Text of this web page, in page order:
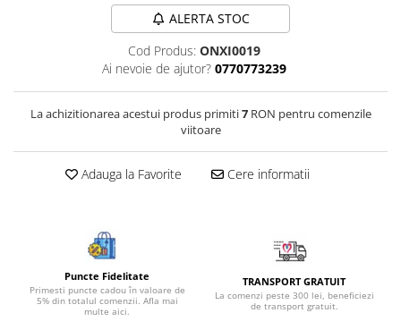
Bijuterii peridot
Bijuterii piatra soarelui
Bijuterii rodocrozit
Bijuterii sidef si abalone
Bijuterii smarald
Bijuterii sodalit
ALERTA STOC
Cod Produs: ONXI0019
Ai nevoie de ajutor? 0770773239
La achizitionarea acestui produs primiti7RON pentru comenzile
viitoare
Adauga la Favorite Cere informatii
Puncte Fidelitate
Primesti puncte cadou în valoare de
5% din totalul comenzii. Afla mai
multe aici.
TRANSPORT GRATUIT
La comenzi peste 300 lei, beneficiezi
de transport gratuit.